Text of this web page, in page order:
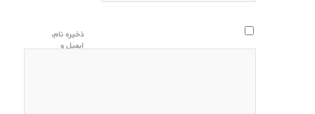
ذخیره نام،
ایمیل و